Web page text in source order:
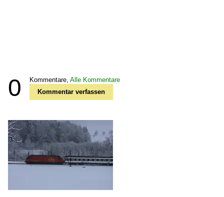
0 Kommentare, Alle Kommentare
Kommentar verfassen